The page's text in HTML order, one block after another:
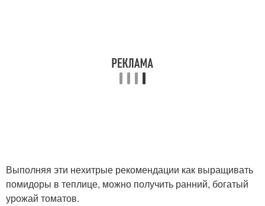
Выполняя эти нехитрые рекомендации как выращивать
помидоры в теплице, можно получить ранний, богатый
урожай томатов.